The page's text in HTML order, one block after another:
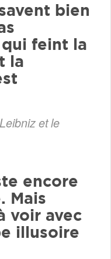
bien
feint la
la
et le
encore
Mais
voir avec
illusoire